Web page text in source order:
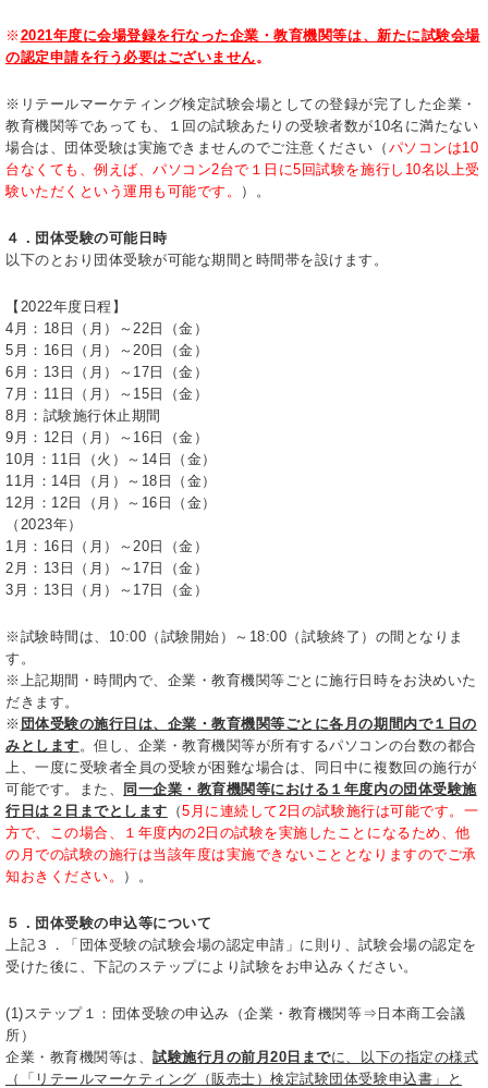
※ 2021年度に会場登録を行なった企業・教育機関等は、新たに試験会場
の認定申請を行う必要はございません。
※リテールマーケティング検定試験会場としての登録が完了した企業・
教育機関等であっても、１回の試験あたりの受験者数が10名に満たない
場合は、団体受験は実施できませんのでご注意ください（ パソコンは10
台なくても、例えば、パソコン2台で１日に5回試験を施行し10名以上受
験いただくという運用も可能です。
）。
４．団体受験の可能日時
以下のとおり団体受験が可能な期間と時間帯を設けます。
【2022年度日程】
4月：18日（月）～22日（金）
5月：16日（月）～20日（金）
6月：13日（月）～17日（金）
7月：11日（月）～15日（金）
8月：試験施行休止期間
9月：12日（月）～16日（金）
10月：11日（火）～14日（金）
11月：14日（月）～18日（金）
12月：12日（月）～16日（金）
（2023年）
1月：16日（月）～20日（金）
2月：13日（月）～17日（金）
3月：13日（月）～17日（金）
※試験時間は、10:00（試験開始）～18:00（試験終了）の間となりま
す。
※上記期間・時間内で、企業・教育機関等ごとに施行日時をお決めいた
だきます。
※ 団体受験の施行日は、企業・教育機関等ごとに各月の期間内で１日の
みとします。但し、企業・教育機関等が所有するパソコンの台数の都合
上、一度に受験者全員の受験が困難な場合は、同日中に複数回の施行が
可能です。また、
同一企業・教育機関等における１年度内の団体受験施
行日は２日までとします （5月に連続して2日の試験施行は可能です。一
方で、この場合、１年度内の2日の試験を実施したことになるため、他
の月での試験の施行は当該年度は実施できないこととなりますのでご承
知おきください。
）。
５．団体受験の申込等について
上記３．「団体受験の試験会場の認定申請」に則り、試験会場の認定を
受けた後に、下記のステップにより試験をお申込みください。
(1)ステップ１：団体受験の申込み（企業・教育機関等⇒日本商工会議
所）
企業・教育機関等は、試験施行月の前月20日までに、以下の指定の様式
（「リテールマーケティング（販売士）検定試験団体受験申込書」と